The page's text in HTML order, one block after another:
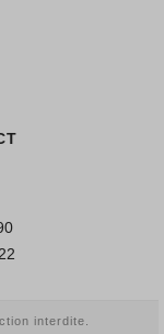
interdite.